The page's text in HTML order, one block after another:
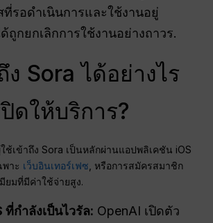
ที่รอดำเนินการและใช้งานอยู่
ถูกยกเลิกการใช้งานอย่างถาวร.
ง Sora ได้อย่างไร
ดให้บริการ?
ช้เข้าถึง Sora เป็นหลักผ่านแอปพลิเคชัน iOS
าะ เว็บอินเทอร์เฟซ, หรือการสมัครสมาชิก
ยมที่มีค่าใช้จ่ายสูง.
ที่กำลังเป็นไวรัล: OpenAI เปิดตัว